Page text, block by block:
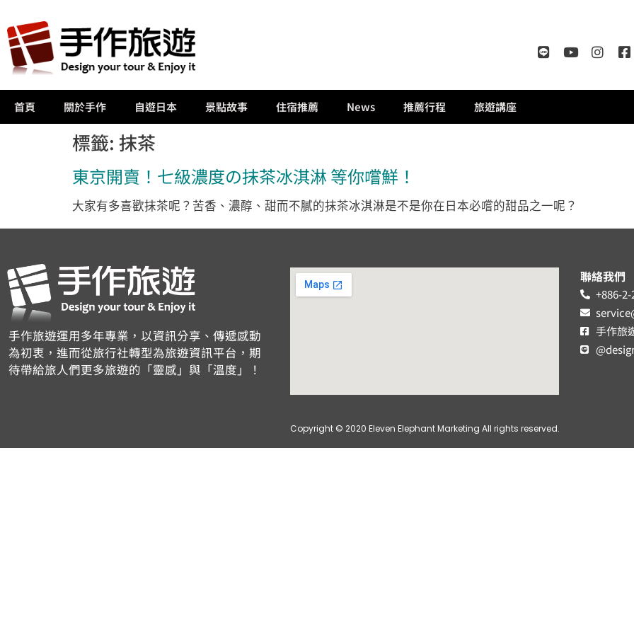
首頁 關於手作 自遊日本 景點故事 住宿推薦 News 推薦行程 旅遊講座
標籤: 抹茶
東京開賣！七級濃度の抹茶冰淇淋 等你嚐鮮！
大家有多喜歡抹茶呢？苦香、濃醇、甜而不膩的抹茶冰淇淋是不是你在日本必嚐的甜品之一呢？
手作旅遊運用多年專業，以資訊分享、傳遞感動
為初衷，進而從旅行社轉型為旅遊資訊平台，期
待帶給旅人們更多旅遊的「靈感」與「溫度」！
聯絡我們
+886-
手作旅
Copyright © 2020 Eleven Elephant Marketing All rights reserved.